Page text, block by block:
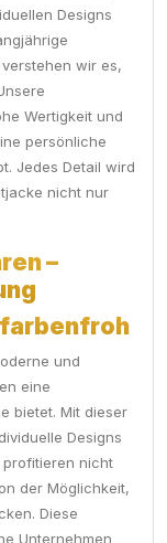
Designs
wir es,
Wertigkeit und
persönliche
Jedes Detail wird
nicht nur
–
farbenfroh
und
eine
bietet. Mit dieser
Designs
profitieren nicht
der Möglichkeit,
Diese
Unternehmen